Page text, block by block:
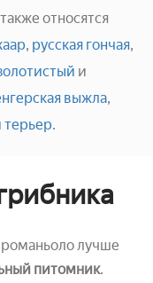
относятся
, русская гончая,
и
выжла,
терьер.
лучше
питомник.